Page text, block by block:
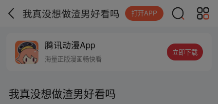
我真没想做渣男好看吗 打开APP
腾讯动漫App
海量正版漫画畅快看
立即下载
我真没想做渣男好看吗